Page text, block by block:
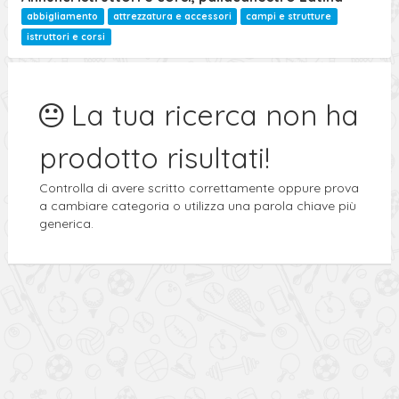
abbigliamento attrezzatura e accessori
campi e strutture
istruttori e corsi
La tua ricerca non ha
prodotto risultati!
Controlla di avere scritto correttamente oppure prova
a cambiare categoria o utilizza una parola chiave più
generica.